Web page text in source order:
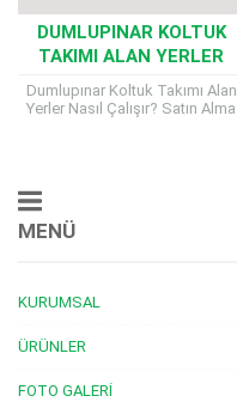
DUMLUPINAR KOLTUK
TAKIMI ALAN YERLER
Dumlupınar Koltuk Takımı Alan
Yerler Nasıl Çalışır? Satın Alma
MENÜ
KURUMSAL
ÜRÜNLER
FOTO GALERI